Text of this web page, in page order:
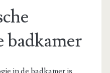
badkamer